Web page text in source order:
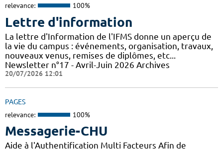
relevance: 100%
Lettre d'information
La lettre d'Information de l'IFMS donne un aperçu de
la vie du campus : événements, organisation, travaux,
nouveaux venus, remises de diplômes, etc...
Newsletter n°17 - Avril-Juin 2026 Archives
20/07/2026 12:01
PAGES
relevance: 100%
Messagerie-CHU
Aide à l'Authentification Multi Facteurs Afin de